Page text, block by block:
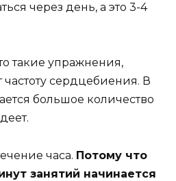
через день, а это 3-4
такие упражнения,
сердцебиения. В
большое количество
часа. Потому что
занятий начинается